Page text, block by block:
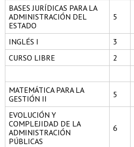
BASES JURÍDICAS PARA LA
ADMINISTRACIÓN DEL
ESTADO
5
INGLÉS I 3
CURSO LIBRE
2
MATEMÁTICA PARA LA
GESTIÓN II
5
EVOLUCIÓN Y
COMPLEJIDAD DE LA
ADMINISTRACIÓN
PÚBLICAS
6